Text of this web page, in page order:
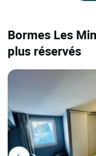
Bormes Les
plus réservés